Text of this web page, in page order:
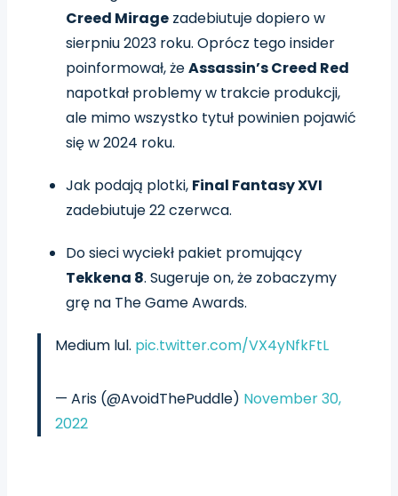
Creed Mirage zadebiutuje dopiero w
sierpniu 2023 roku. Oprócz tego insider
poinformował, żeAssassin’s Creed Red
napotkał problemy w trakcie produkcji,
ale mimo wszystko tytuł powinien pojawić
się w 2024 roku.
Jak podają plotki, Final Fantasy XVI
zadebiutuje 22 czerwca.
Do sieci wyciekł pakiet promujący
Tekkena 8. Sugeruje on, że zobaczymy
grę na The Game Awards.
Medium lul. pic.twitter.com/VX4yNfkFtL
— Aris (@AvoidThePuddle) November 30,
2022